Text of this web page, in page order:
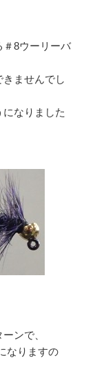
8ウーリーバ
ませんでし
なりました
ンで、
なりますの